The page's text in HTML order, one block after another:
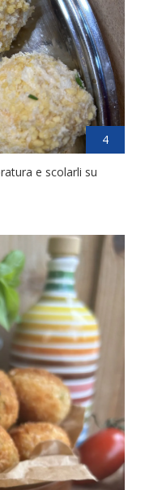
4
e scolarli su